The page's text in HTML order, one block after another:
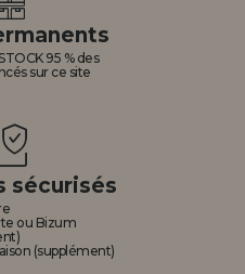
95 % des
sur ce site
sécurisés
ou Bizum
(supplément)